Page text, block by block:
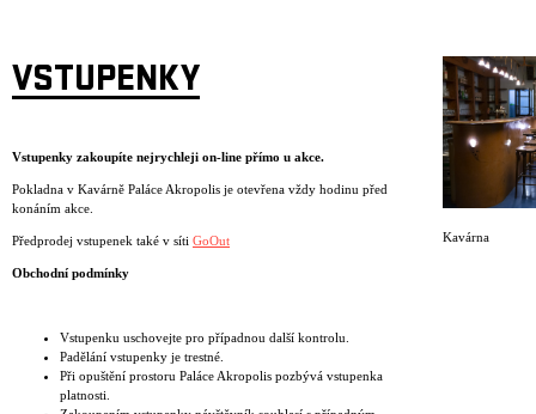
VSTUPENKY
Vstupenky zakoupíte nejrychleji on-line přímo u akce.
Pokladna v Kavárně Paláce Akropolis je otevřena vždy hodinu před
konáním akce.
Předprodej vstupenek také v síti GoOut
Obchodní podmínky
Vstupenku uschovejte pro případnou další kontrolu.
Padělání vstupenky je trestné.
Při opuštění prostoru Paláce Akropolis pozbývá vstupenka
platnosti.
Kavárna